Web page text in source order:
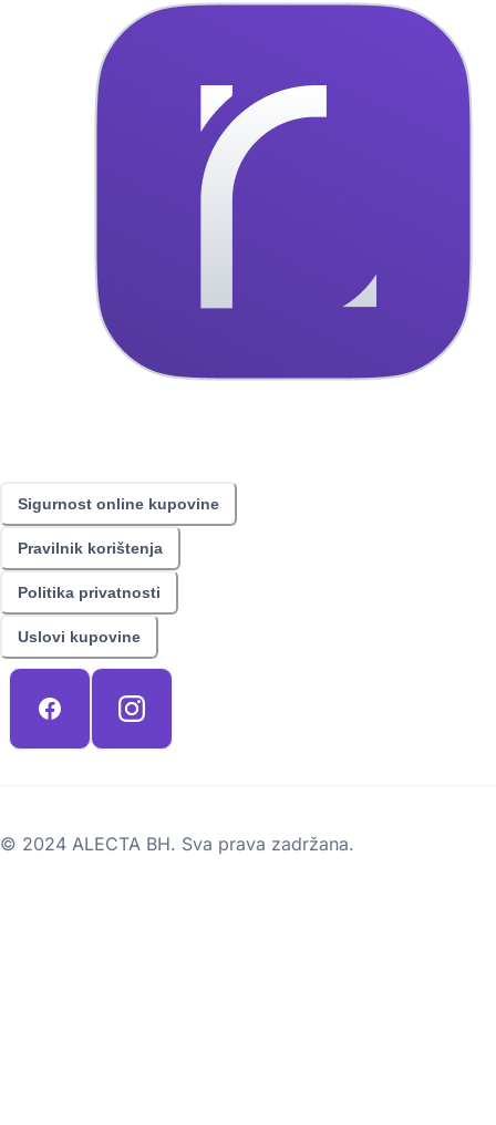
Sigurnost online kupovine
Pravilnik korištenja
Politika privatnosti
Uslovi kupovine
© 2024 ALECTA BH. Sva prava zadržana.